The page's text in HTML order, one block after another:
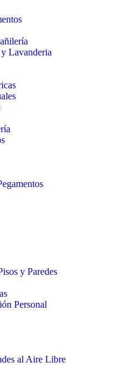
Lavanderia
y Paredes
Personal
al Aire Libre